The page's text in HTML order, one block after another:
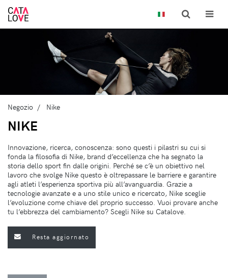
Negozio Nike
NIKE
Innovazione, ricerca, conoscenza: sono questi i pilastri su cui si
fonda la filosofia di Nike, brand d’eccellenza che ha segnato la
storia dello sport fin dalle origini. Perché se c’è un obiettivo nel
lavoro che svolge Nike questo è oltrepassare le barriere e garantire
agli atleti l’esperienza sportiva più all’avanguardia. Grazie a
tecnologie avanzate e a uno stile unico e ricercato, Nike sceglie
l’evoluzione come chiave del proprio successo. Vuoi provare anche
tu l’ebbrezza del cambiamento? Scegli Nike su Catalove.
Resta aggiornato